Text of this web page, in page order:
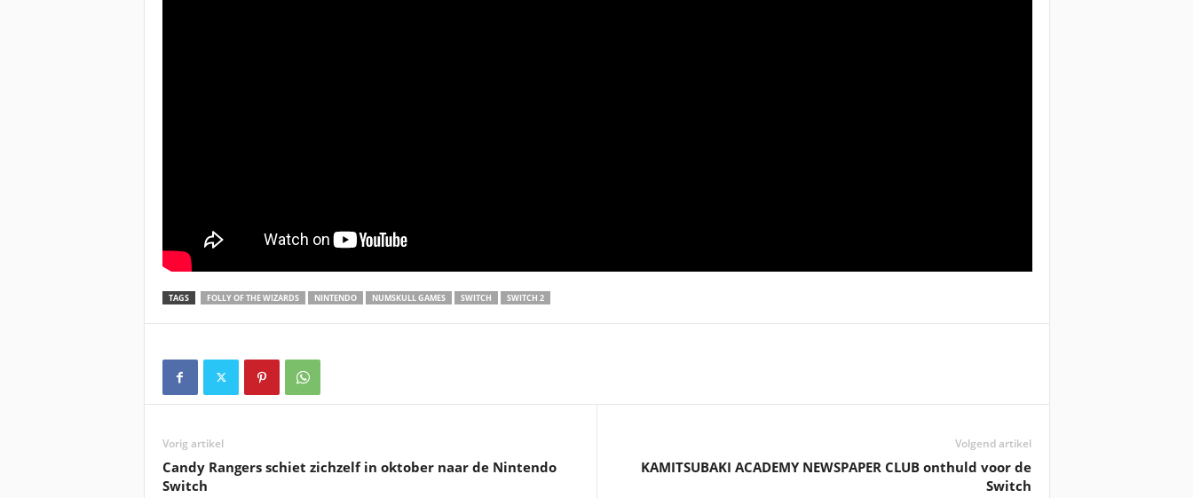
TAGS FOLLY OF THE WIZARDS NINTENDO NUMSKULL GAMES SWITCH SWITCH 2
Vorig artikel
Candy Rangers schiet zichzelf in oktober naar de Nintendo
Switch
Volgend artikel
KAMITSUBAKI ACADEMY NEWSPAPER CLUB onthuld voor de
Switch